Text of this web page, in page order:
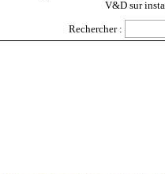
V&D sur
Rechercher :